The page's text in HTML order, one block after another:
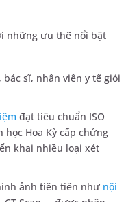
những ưu thế nổi bật
sĩ, nhân viên y tế giỏi
đạt tiêu chuẩn ISO
học Hoa Kỳ cấp chứng
khai nhiều loại xét
ảnh tiên tiến như nội